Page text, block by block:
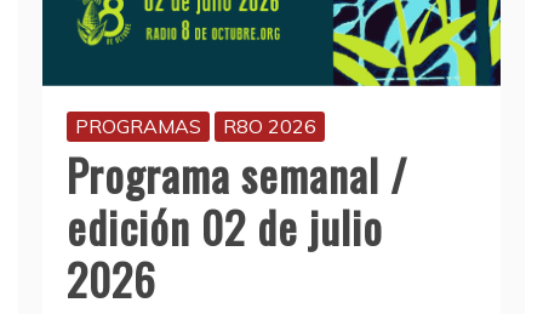
PROGRAMAS R8O 2026
Programa semanal /
edición 02 de julio
2026